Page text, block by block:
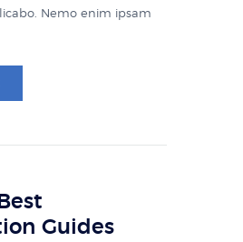
Nemo enim ipsam
Guides